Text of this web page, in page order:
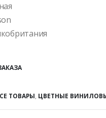
ТОВАРЫ, ЦВЕТНЫЕ